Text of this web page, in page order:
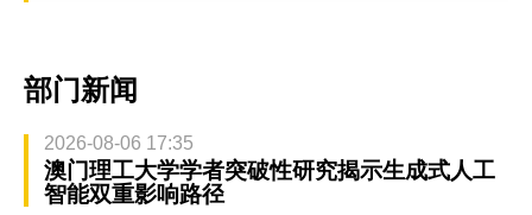
部门新闻
2026-08-06 17:35
澳门理工大学学者突破性研究揭示生成式人工
智能双重影响路径